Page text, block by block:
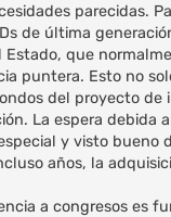
parecidas.
de última
que
puntera. Esto no
del proyecto
La espera debida
y visto
años, la
a congresos es